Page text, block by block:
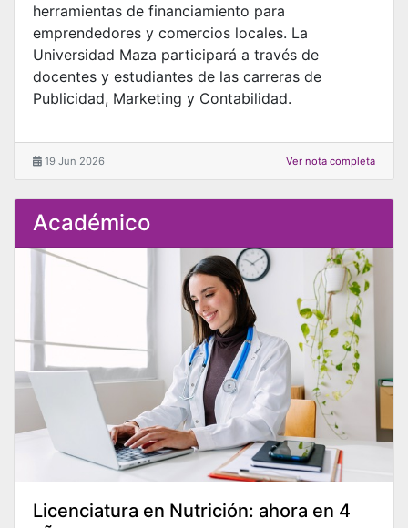
herramientas de financiamiento para
emprendedores y comercios locales. La
Universidad Maza participará a través de
docentes y estudiantes de las carreras de
Publicidad, Marketing y Contabilidad.
19 Jun 2026 Ver nota completa
Académico
Licenciatura en Nutrición: ahora en 4